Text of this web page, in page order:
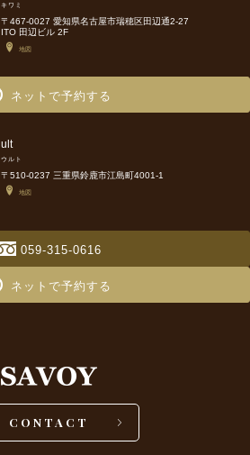
キワミ
〒467-0027 愛知県名古屋市瑞穂区田辺通2-27
ITO 田辺ビル 2F
地図
ネットで予約する
ult
ウルト
〒510-0237 三重県鈴鹿市江島町4001-1
地図
059-315-0616
ネットで予約する
CONTACT